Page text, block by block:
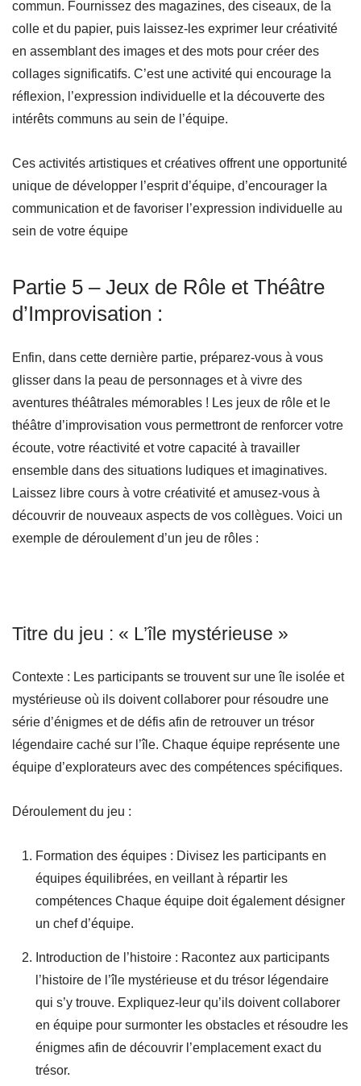
commun. Fournissez des magazines, des ciseaux, de la
colle et du papier, puis laissez-les exprimer leur créativité
en assemblant des images et des mots pour créer des
collages significatifs. C’est une activité qui encourage la
réflexion, l’expression individuelle et la découverte des
intérêts communs au sein de l’équipe.
Ces activités artistiques et créatives offrent une opportunité
unique de développer l’esprit d’équipe, d’encourager la
communication et de favoriser l’expression individuelle au
sein de votre équipe
Partie 5 – Jeux de Rôle et Théâtre
d’Improvisation :
Enfin, dans cette dernière partie, préparez-vous à vous
glisser dans la peau de personnages et à vivre des
aventures théâtrales mémorables ! Les jeux de rôle et le
théâtre d’improvisation vous permettront de renforcer votre
écoute, votre réactivité et votre capacité à travailler
ensemble dans des situations ludiques et imaginatives.
Laissez libre cours à votre créativité et amusez-vous à
découvrir de nouveaux aspects de vos collègues. Voici un
exemple de déroulement d’un jeu de rôles :
Titre du jeu : « L’île mystérieuse »
Contexte : Les participants se trouvent sur une île isolée et
mystérieuse où ils doivent collaborer pour résoudre une
série d’énigmes et de défis afin de retrouver un trésor
légendaire caché sur l’île. Chaque équipe représente une
équipe d’explorateurs avec des compétences spécifiques.
Déroulement du jeu :
Formation des équipes : Divisez les participants en
équipes équilibrées, en veillant à répartir les
compétences Chaque équipe doit également désigner
un chef d’équipe.
Introduction de l’histoire : Racontez aux participants
l’histoire de l’île mystérieuse et du trésor légendaire
qui s’y trouve. Expliquez-leur qu’ils doivent collaborer
en équipe pour surmonter les obstacles et résoudre les
énigmes afin de découvrir l’emplacement exact du
trésor.